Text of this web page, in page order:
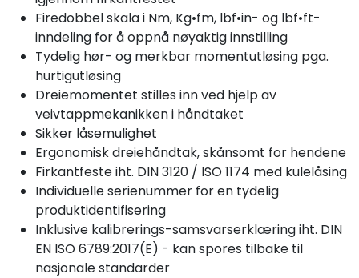
Firedobbel skala i Nm, Kg•fm, lbf•in- og lbf•ft-
inndeling for å oppnå nøyaktig innstilling
Tydelig hør- og merkbar momentutløsing pga.
hurtigutløsing
Dreiemomentet stilles inn ved hjelp av
veivtappmekanikken i håndtaket
Sikker låsemulighet
Ergonomisk dreiehåndtak, skånsomt for hendene
Firkantfeste iht. DIN 3120 / ISO 1174 med kulelåsing
Individuelle serienummer for en tydelig
produktidentifisering
Inklusive kalibrerings-samsvarserklæring iht. DIN
EN ISO 6789:2017(E) - kan spores tilbake til
nasjonale standarder